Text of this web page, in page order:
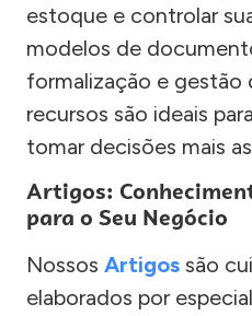
estoque e controlar
modelos de
formalização e gestão
recursos são ideais
tomar decisões mais
Artigos:
para o Seu Negócio
Nossos Artigos são
elaborados por